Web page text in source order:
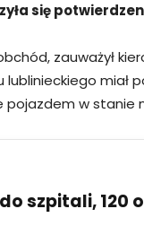
się
zauważył
pojazdem w stanie
szpitali, 120